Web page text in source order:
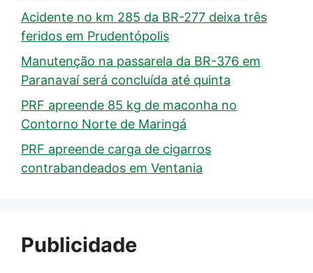
Acidente no km 285 da BR-277 deixa três
feridos em Prudentópolis
Manutenção na passarela da BR-376 em
Paranavaí será concluída até quinta
PRF apreende 85 kg de maconha no
Contorno Norte de Maringá
PRF apreende carga de cigarros
contrabandeados em Ventania
Publicidade